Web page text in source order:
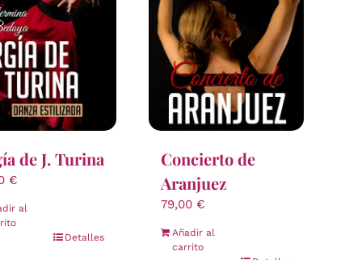
de J. Turina
€
al
Detalles
Concierto de
Aranjuez
79,00 €
Añadir al
carrito